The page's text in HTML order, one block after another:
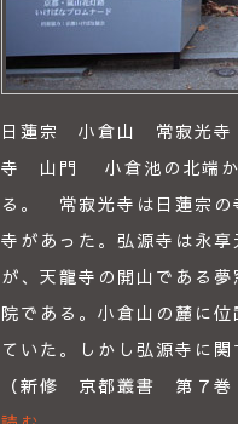
日蓮宗 小倉山 常寂光寺
寺 山門 小倉池の北端か
る。 常寂光寺は日蓮宗の
寺があった。弘源寺は永
が、天龍寺の開山である
院である。小倉山の麓に
ていた。しかし弘源寺に
（新修 京都叢書 第７